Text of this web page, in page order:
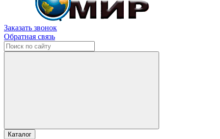
Заказать звонок
Обратная связь
Каталог